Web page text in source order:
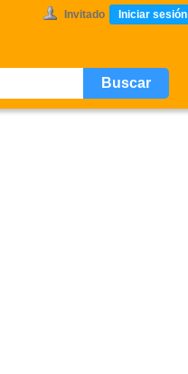
Invitado Iniciar sesión